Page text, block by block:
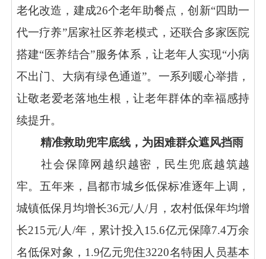
老化改造，建成26个老年助餐点，创新“四助一
代一疗养”居家社区养老模式，还联合多家医院
搭建“医养结合”服务体系，让老年人实现“小病
不出门、大病有绿色通道”。一系列暖心举措，
让敬老爱老落地生根，让老年群体的幸福感持
续提升。
精准救助兜牢底线，为困难群众遮风挡雨
社会保障网越织越密，民生兜底越筑越
牢。五年来，昌都市城乡低保标准逐年上调，
城镇低保月均增长36元/人/月，农村低保年均增
长215元/人/年，累计投入15.6亿元保障7.4万余
名低保对象，1.9亿元兜住3220名特困人员基本